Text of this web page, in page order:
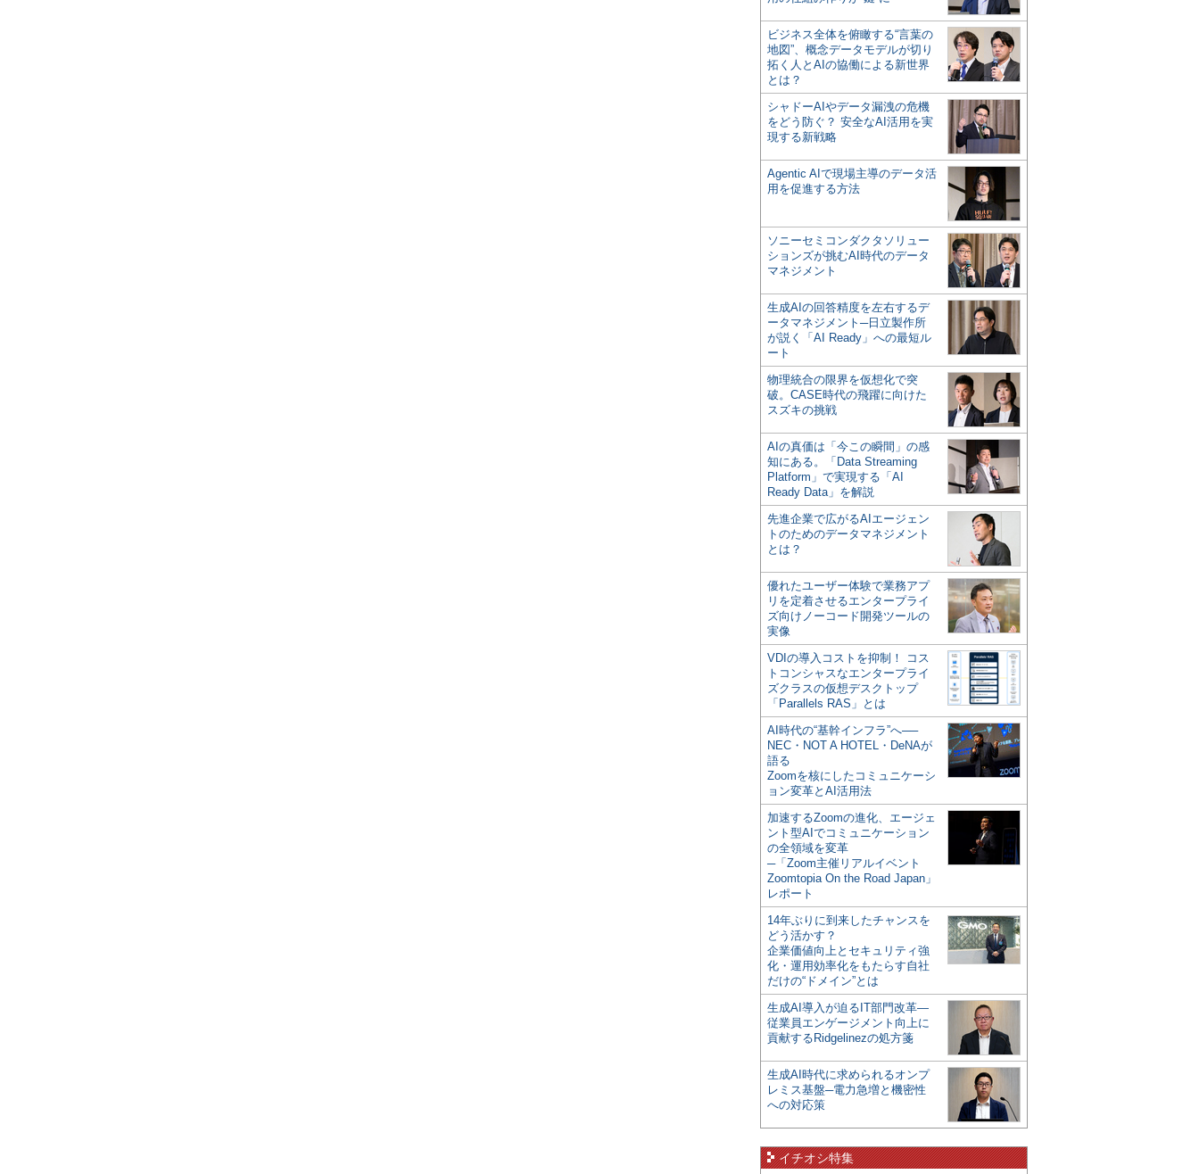
ビジネス全体を俯瞰する“言葉の
地図”、概念データモデルが切り
拓く人とAIの協働による新世界
とは？
シャドーAIやデータ漏洩の危機
をどう防ぐ？ 安全なAI活用を実
現する新戦略
Agentic AIで現場主導のデータ活
用を促進する方法
ソニーセミコンダクタソリュー
ションズが挑むAI時代のデータ
マネジメント
生成AIの回答精度を左右するデ
ータマネジメント─日立製作所
が説く「AI Ready」への最短ル
ート
物理統合の限界を仮想化で突
破。CASE時代の飛躍に向けた
スズキの挑戦
AIの真価は「今この瞬間」の感
知にある。「Data Streaming
Platform」で実現する「AI
Ready Data」を解説
先進企業で広がるAIエージェン
トのためのデータマネジメント
とは？
優れたユーザー体験で業務アプ
リを定着させるエンタープライ
ズ向けノーコード開発ツールの
実像
VDIの導入コストを抑制！ コス
トコンシャスなエンタープライ
ズクラスの仮想デスクトップ
「Parallels RAS」とは
AI時代の“基幹インフラ”へ──
NEC・NOT A HOTEL・DeNAが
語る
Zoomを核にしたコミュニケーシ
ョン変革とAI活用法
加速するZoomの進化、エージェ
ント型AIでコミュニケーション
の全領域を変革
─「Zoom主催リアルイベント
Zoomtopia On the Road Japan」
レポート
14年ぶりに到来したチャンスを
どう活かす？
企業価値向上とセキュリティ強
化・運用効率化をもたらす自社
だけの“ドメイン”とは
生成AI導入が迫るIT部門改革―
従業員エンゲージメント向上に
貢献するRidgelinezの処方箋
生成AI時代に求められるオンプ
レミス基盤─電力急増と機密性
への対応策
イチオシ特集